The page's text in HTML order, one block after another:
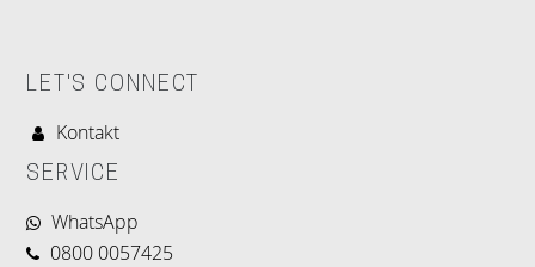
LET'S CONNECT
Kontakt
SERVICE
WhatsApp
0800 0057425